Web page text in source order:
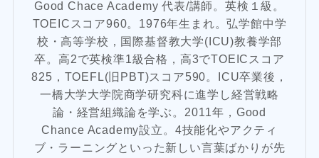
Good Chace Academy 代表/講師。英検１級。
TOEICスコア960。1976年生まれ。弘学館中学
校・高等学校，国際基督教大学(ICU)教養学部
卒。高2で英検準1級合格，高3でTOEICスコア
825，TOEFL(旧PBT)スコア590。ICU卒業後，
一橋大学大学院商学研究科に進学し経営戦略
論・経営組織論を学ぶ。2011年，Good
Chance Academy設立。4技能化やアクティ
ブ・ラーニングといった新しい言葉ばかりが先